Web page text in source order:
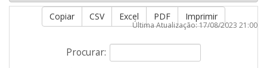
Copiar CSV Excel PDF Imprimir
Procurar:
Última Atualização: 17/08/2023 21:00